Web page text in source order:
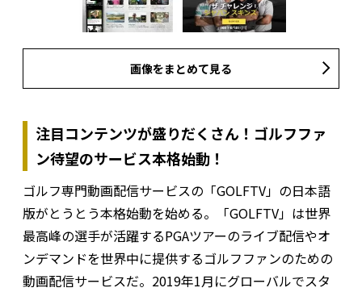
画像をまとめて見る
注目コンテンツが盛りだくさん！ゴルフファ
ン待望のサービス本格始動！
ゴルフ専門動画配信サービスの「GOLFTV」の日本語
版がとうとう本格始動を始める。「GOLFTV」は世界
最高峰の選手が活躍するPGAツアーのライブ配信やオ
ンデマンドを世界中に提供するゴルフファンのための
動画配信サービスだ。2019年1月にグローバルでスタ